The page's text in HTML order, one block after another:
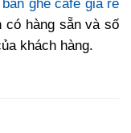
bàn ghế cafe giá rẻ
có hàng sẵn và số
khách hàng.